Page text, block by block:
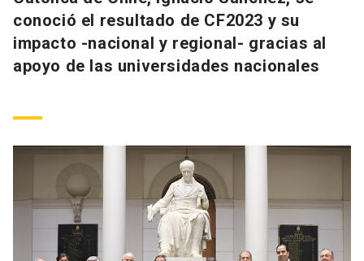
Alumni launch
Padres y familia
Mi Portal UC launch
Medios Biblioteca launch
conoció el resultado de CF2023 y su
impacto -nacional y regional- gracias al
apoyo de las universidades nacionales